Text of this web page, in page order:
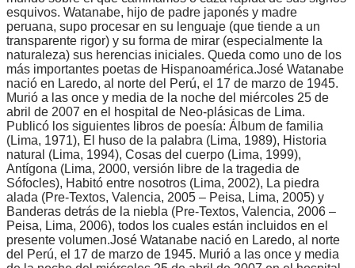
esquivos. Watanabe, hijo de padre japonés y madre
peruana, supo procesar en su lenguaje (que tiende a un
transparente rigor) y su forma de mirar (especialmente la
naturaleza) sus herencias iniciales. Queda como uno de los
más importantes poetas de Hispanoamérica.José Watanabe
nació en Laredo, al norte del Perú, el 17 de marzo de 1945.
Murió a las once y media de la noche del miércoles 25 de
abril de 2007 en el hospital de Neo-plásicas de Lima.
Publicó los siguientes libros de poesía: Álbum de familia
(Lima, 1971), El huso de la palabra (Lima, 1989), Historia
natural (Lima, 1994), Cosas del cuerpo (Lima, 1999),
Antígona (Lima, 2000, versión libre de la tragedia de
Sófocles), Habitó entre nosotros (Lima, 2002), La piedra
alada (Pre-Textos, Valencia, 2005 – Peisa, Lima, 2005) y
Banderas detrás de la niebla (Pre-Textos, Valencia, 2006 –
Peisa, Lima, 2006), todos los cuales están incluidos en el
presente volumen.José Watanabe nació en Laredo, al norte
del Perú, el 17 de marzo de 1945. Murió a las once y media